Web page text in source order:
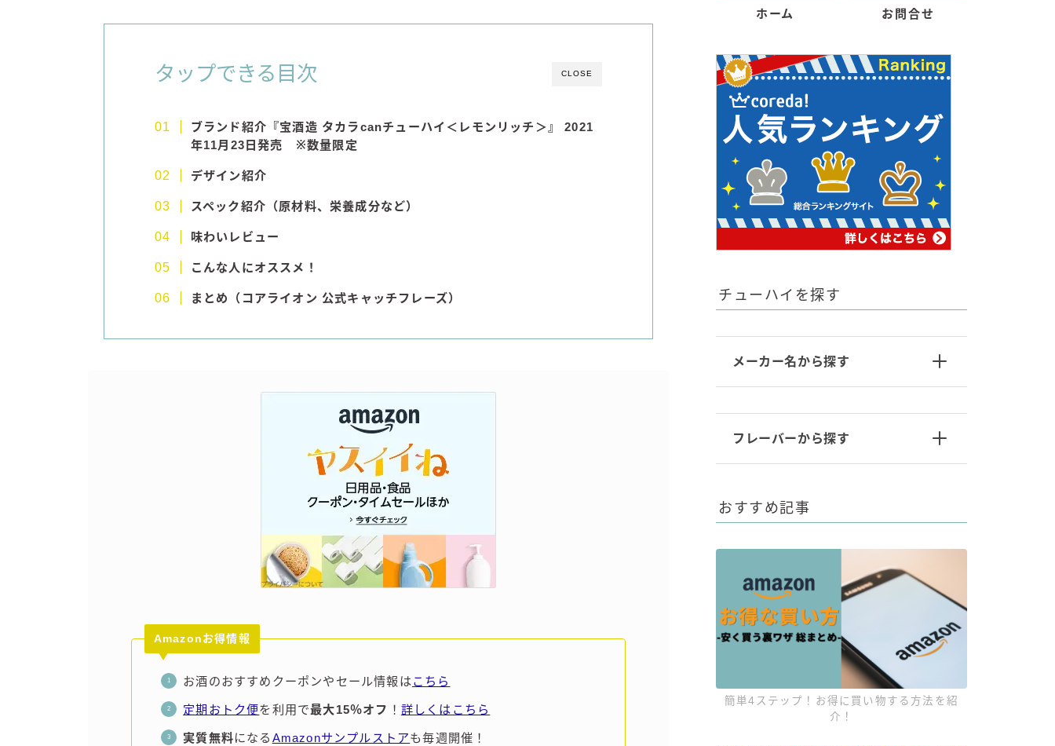
宝焼酎のお茶割りシリーズ
檸檬堂
その他メーカー
Amazon
楽天
コラム
運営者情報
お問い合わせ
CLOSE
タップできる目次
ブランド紹介『宝酒造 タカラcanチューハイ＜レモンリッチ＞』 2021
年11月23日発売 ※数量限定
デザイン紹介
スペック紹介（原材料、栄養成分など）
味わいレビュー
こんな人にオススメ！
まとめ（コアライオン 公式キャッチフレーズ）
Amazonお得情報
お酒のおすすめクーポンやセール情報はこちら
定期おトク便を利用で最大15％オフ ！ 詳しくはこちら
実質無料になる Amazonサンプルストアも毎週開催！
ホーム お問合せ
チューハイを探す
メーカー名から探す
フレーバーから探す
おすすめ記事
簡単4ステップ！お得に買い物する方法を紹
介！